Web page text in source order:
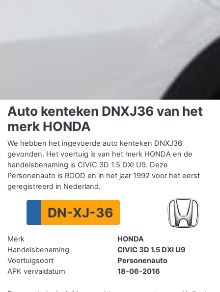
Auto kenteken DNXJ36 van het
merk HONDA
We hebben het ingevoerde auto kenteken DNXJ36
gevonden. Het voertuig is van het merk HONDA en de
handelsbenaming is CIVIC 3D 1.5 DXI U9. Deze
Personenauto is ROOD en in het jaar 1992 voor het eerst
geregistreerd in Nederland.
DN-XJ-36
Merk
HONDA
Handelsbenaming
CIVIC 3D 1.5 DXI U9
Voertuigsoort
Personenauto
APK vervaldatum
18-06-2016